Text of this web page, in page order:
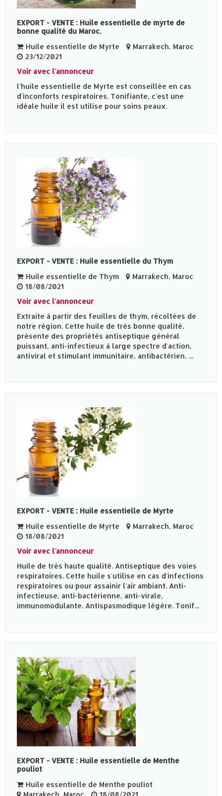
EXPORT - VENTE : Huile essentielle de myrte de
bonne qualité du Maroc.
Huile essentielle de Myrte
Marrakech, Maroc
23/12/2021
Voir avec l'annonceur
l'huile essentielle de Myrte est conseillée en cas
d'inconforts respiratoires. Tonifiante, c'est une
idéale huile il est utilise pour soins peaux.
EXPORT - VENTE : Huile essentielle du Thym
Huile essentielle de Thym
Marrakech, Maroc
18/08/2021
Voir avec l'annonceur
Extraite à partir des feuilles de thym, récoltées de
notre région. Cette huile de très bonne qualité,
présente des propriétés antiseptique général
puissant, anti-infectieux à large spectre d'action,
antiviral et stimulant immunitaire, antibactérien, ...
EXPORT - VENTE : Huile essentielle de Myrte
Huile essentielle de Myrte
Marrakech, Maroc
18/08/2021
Voir avec l'annonceur
Huile de très haute qualité. Antiseptique des voies
respiratoires. Cette huile s'utilise en cas d'infections
respiratoires ou pour assainir l'air ambiant. Anti-
infectieuse, anti-bactérienne, anti-virale,
immunomodulante. Antispasmodique légère. Tonif...
EXPORT - VENTE : Huile essentielle de Menthe
pouliot
Huile essentielle de Menthe pouliot